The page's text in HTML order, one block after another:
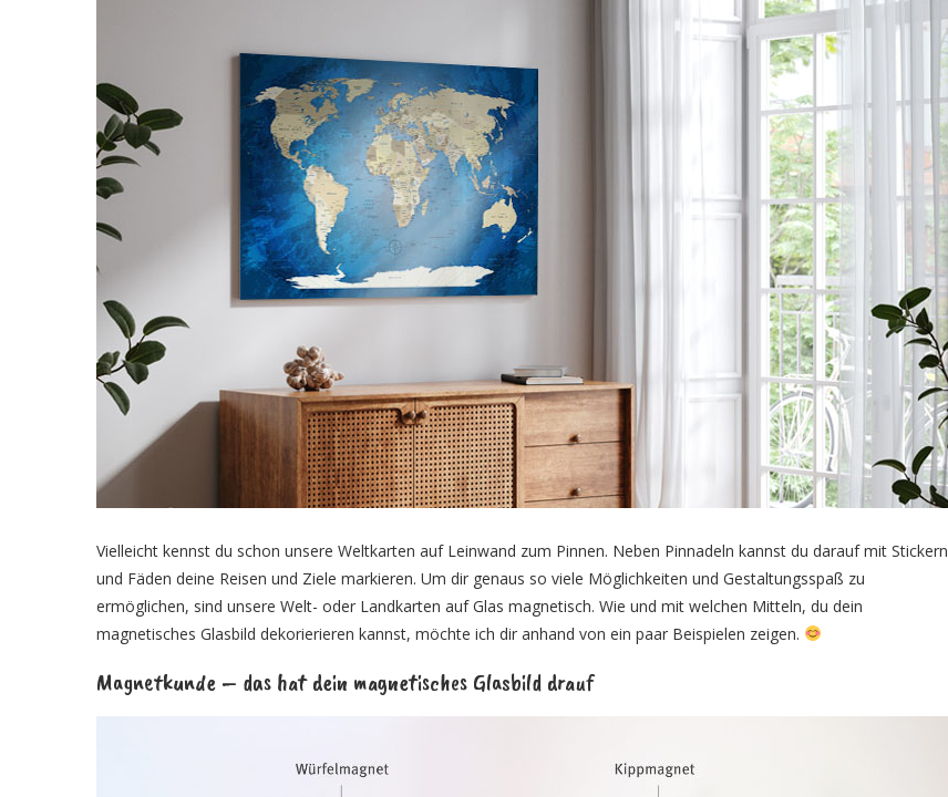
Vielleicht kennst du schon unsere Weltkarten auf Leinwand zum Pinnen. Neben Pinnadeln kannst du darauf mit Stickern
und Fäden deine Reisen und Ziele markieren. Um dir genaus so viele Möglichkeiten und Gestaltungsspaß zu
ermöglichen, sind unsere Welt- oder Landkarten auf Glas magnetisch. Wie und mit welchen Mitteln, du dein
magnetisches Glasbild dekorierieren kannst, möchte ich dir anhand von ein paar Beispielen zeigen.
Magnetkunde – das hat dein magnetisches Glasbild drauf